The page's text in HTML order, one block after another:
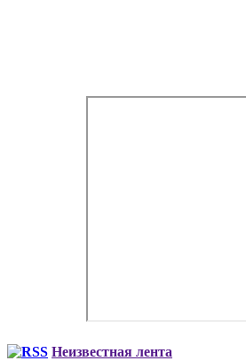
Неизвестная лента